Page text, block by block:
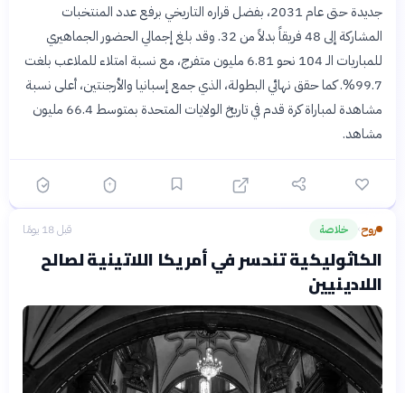
جديدة حتى عام 2031، بفضل قراره التاريخي برفع عدد المنتخبات
المشاركة إلى 48 فريقاً بدلاً من 32. وقد بلغ إجمالي الحضور الجماهيري
للمباريات الـ 104 نحو 6.81 مليون متفرج، مع نسبة امتلاء للملاعب بلغت
99.7%. كما حقق نهائي البطولة، الذي جمع إسبانيا والأرجنتين، أعلى نسبة
مشاهدة لمباراة كرة قدم في تاريخ الولايات المتحدة بمتوسط 66.4 مليون
مشاهد.
روح› خلاصة قبل 18 يومًا
الكاثوليكية تنحسر في أمريكا اللاتينية لصالح
اللادينيين